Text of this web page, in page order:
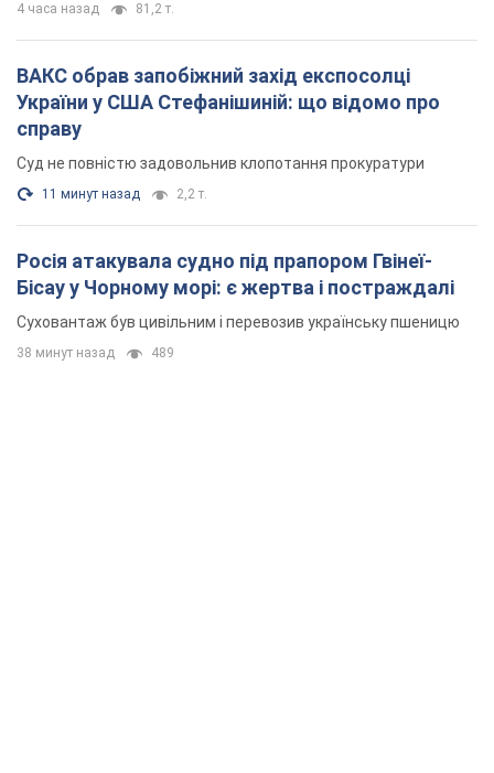
4 часа назад 81,2 т.
ВАКС обрав запобіжний захід експосолці
України у США Стефанішиній: що відомо про
справу
Суд не повністю задовольнив клопотання прокуратури
11 минут назад 2,2 т.
Росія атакувала судно під прапором Гвінеї-
Бісау у Чорному морі: є жертва і постраждалі
Суховантаж був цивільним і перевозив українську пшеницю
38 минут назад 489